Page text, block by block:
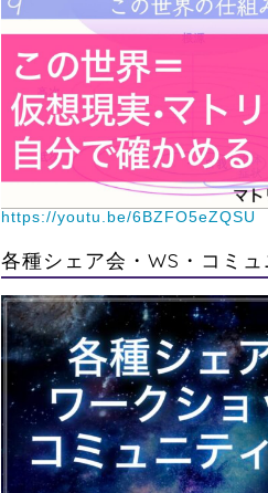
https://youtu.be/6BZFO5eZQSU
各種シェア会・WS・コミ